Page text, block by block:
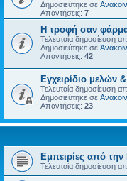
Δημοσιεύτηκε σε
Απαντήσεις: 7
H τροφή σαν
Τελευταία δημοσίευση
Δημοσιεύτηκε σε
Απαντήσεις: 42
Εγχειρίδιο μελών
Τελευταία δημοσίευση
Δημοσιεύτηκε σε
Απαντήσεις: 23
Εμπειρίες από
Τελευταία δημοσίευση